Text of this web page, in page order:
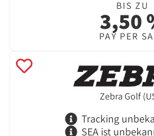
BIS ZU
3,50
PAY PER
Zebra Golf
Tracking
SEA ist